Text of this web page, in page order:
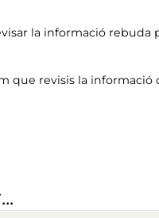
la informació
que revisis la